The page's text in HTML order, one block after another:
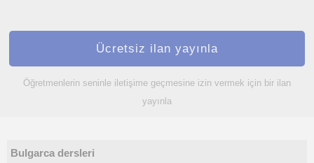
Ücretsiz ilan yayınla
Öğretmenlerin seninle iletişime geçmesine izin vermek için bir ilan
yayınla
Bulgarca dersleri